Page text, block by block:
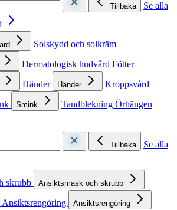
Tillbaka
Se alla
Solskydd och solkräm
Dermatologisk hudvård Fötter
Händer Händer Kroppsvård
Smink Tandblekning Örhängen
Tillbaka
Se alla
skrubb Ansiktsmask och skrubb
Ansiktsrengöring Ansiktsrengöring